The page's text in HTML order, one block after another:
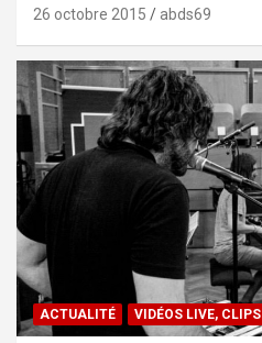
26 octobre 2015 abds69
ACTUALITÉ VIDÉOS LIVE, CLIPS